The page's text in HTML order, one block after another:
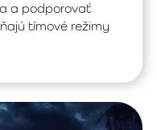
a podporovať
tímové režimy